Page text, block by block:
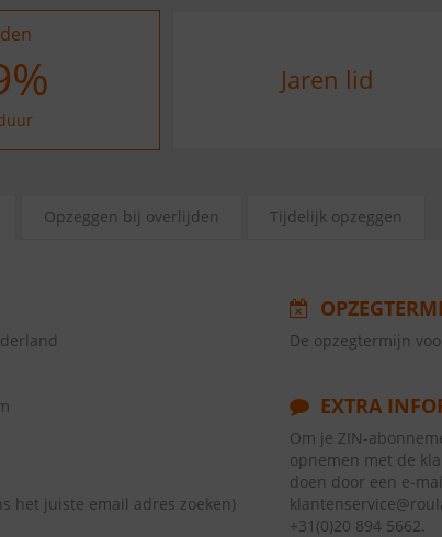
% Jaren lid
Opzeggen bij overlijden Tijdelijk opzeggen
het juiste email adres zoeken)
De opzegtermijn
EXTRA
Om je ZIN-
opnemen met de
doen door een e-
+31(0)20 894 5662.